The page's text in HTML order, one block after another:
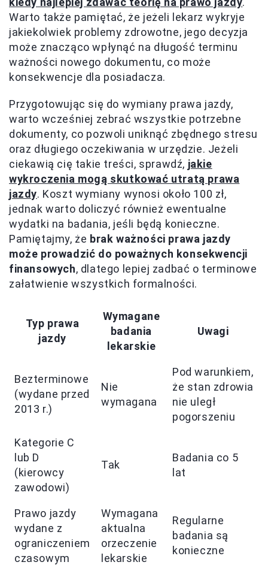
Warto także pamiętać, że jeżeli lekarz wykryje
jakiekolwiek problemy zdrowotne, jego decyzja
może znacząco wpłynąć na długość terminu
ważności nowego dokumentu, co może
konsekwencje dla posiadacza.
Przygotowując się do wymiany prawa jazdy,
warto wcześniej zebrać wszystkie potrzebne
dokumenty, co pozwoli uniknąć zbędnego stresu
oraz długiego oczekiwania w urzędzie. Jeżeli
ciekawią cię takie treści, sprawdź, jakie
wykroczenia mogą skutkować utratą prawa
jazdy. Koszt wymiany wynosi około 100 zł,
jednak warto doliczyć również ewentualne
wydatki na badania, jeśli będą konieczne.
Pamiętajmy, że brak ważności prawa jazdy
może prowadzić do poważnych konsekwencji
finansowych, dlatego lepiej zadbać o terminowe
załatwienie wszystkich formalności.
Typ prawa
jazdy
Wymagane
badania
lekarskie
Uwagi
Bezterminowe
(wydane przed
2013 r.)
Nie
wymagana
Pod warunkiem,
że stan zdrowia
nie uległ
pogorszeniu
Kategorie C
lub D
(kierowcy
zawodowi)
Tak
Badania co 5
lat
Prawo jazdy
wydane z
ograniczeniem
czasowym
Wymagana
aktualna
orzeczenie
lekarskie
Regularne
badania są
konieczne